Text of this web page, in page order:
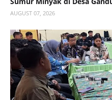
AUGUST 07, 2026